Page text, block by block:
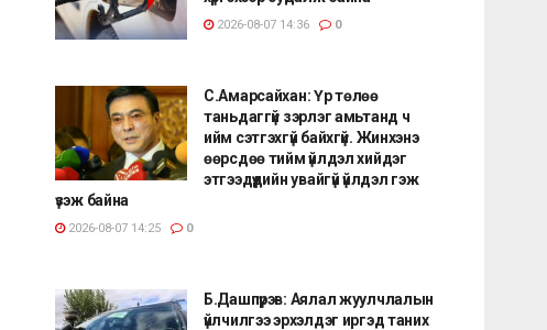
2026-08-07 14:36 0
С.Амарсайхан: Үр төлөө
таньдаггүй зэрлэг амьтанд ч
ийм сэтгэхгүй байхгүй. Жинхэнэ
өөрсдөө тийм үйлдэл хийдэг
этгээдүүдийн увайгүй үйлдэл гэж
үзэж байна
2026-08-07 14:25 0
Б.Дашпүрэв: Аялал жуулчлалын
үйлчилгээ эрхэлдэг иргэд таних